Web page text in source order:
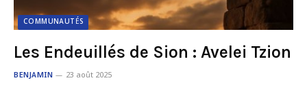
COMMUNAUTÉS
Les Endeuillés de Sion : Avelei Tzion
BENJAMIN 23 août 2025